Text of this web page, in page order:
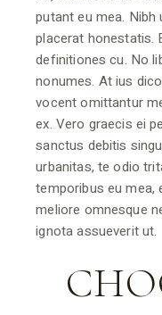
putant eu mea.
placerat honestatis.
definitiones cu. No
nonumes. At ius
vocent omittantur
ex. Vero graecis ei
sanctus debitis
urbanitas, te odio
temporibus eu mea,
meliore omnesque
ignota assueverit ut.